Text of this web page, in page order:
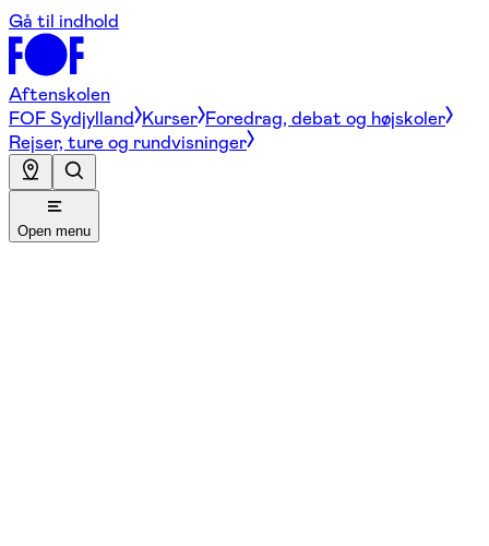
Gå til indhold
Aftenskolen
FOF Sydjylland Kurser Foredrag, debat og højskoler
Rejser, ture og rundvisninger
Open menu